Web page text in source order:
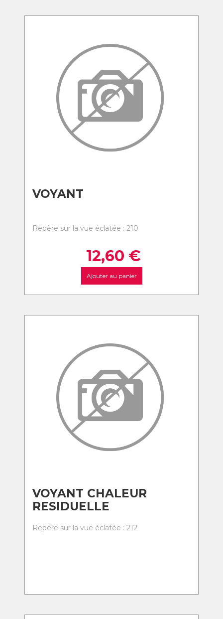
VOYANT
Repère sur la vue éclatée : 210
12,60 €
Ajouter au panier
VOYANT CHALEUR
RESIDUELLE
Repère sur la vue éclatée : 212